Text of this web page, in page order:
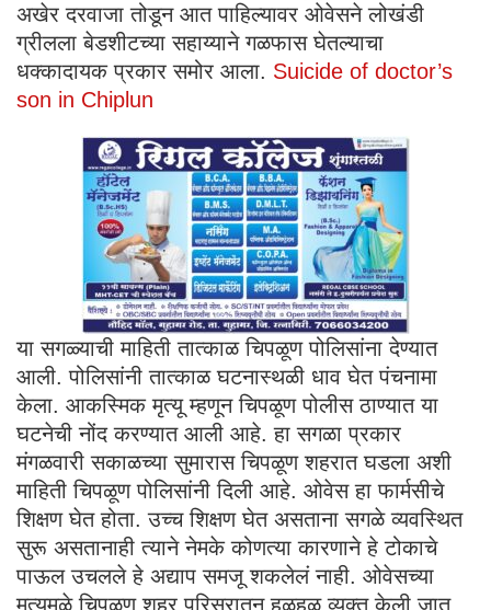
अखेर दरवाजा तोडून आत पाहिल्यावर ओवेसने लोखंडी
ग्रीलला बेडशीटच्या सहाय्याने गळफास घेतल्याचा
धक्कादायक प्रकार समोर आला. Suicide of doctor’s
son in Chiplun
या सगळ्याची माहिती तात्काळ चिपळूण पोलिसांना देण्यात
आली. पोलिसांनी तात्काळ घटनास्थळी धाव घेत पंचनामा
केला. आकस्मिक मृत्यू म्हणून चिपळूण पोलीस ठाण्यात या
घटनेची नोंद करण्यात आली आहे. हा सगळा प्रकार
मंगळवारी सकाळच्या सुमारास चिपळूण शहरात घडला अशी
माहिती चिपळूण पोलिसांनी दिली आहे. ओवेस हा फार्मसीचे
शिक्षण घेत होता. उच्च शिक्षण घेत असताना सगळे व्यवस्थित
सुरू असतानाही त्याने नेमके कोणत्या कारणाने हे टोकाचे
पाऊल उचलले हे अद्याप समजू शकलेलं नाही. ओवेसच्या
मृत्यूमुळे चिपळूण शहर परिसरातून हळहळ व्यक्त केली जात